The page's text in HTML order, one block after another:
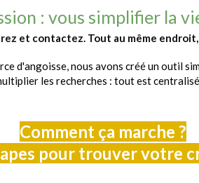
: vous simplifier la
et contactez. Tout au même
d'angoisse, nous avons créé un outil
les recherches : tout est
Comment ça marche ?
pour trouver votre